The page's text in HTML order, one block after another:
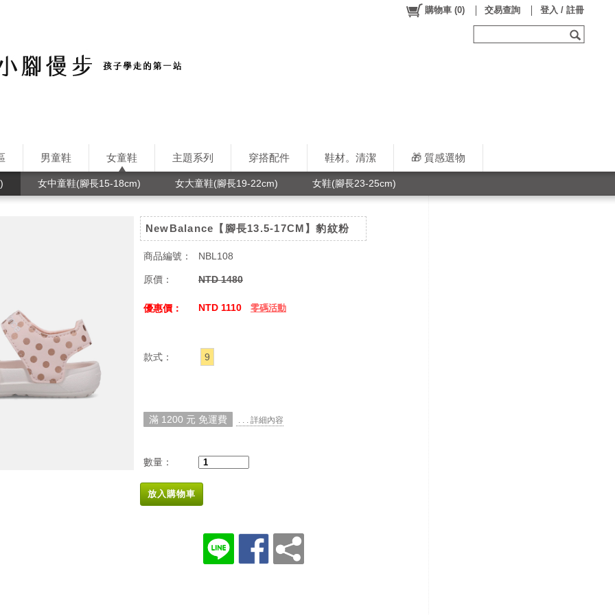
男童鞋 女童鞋 主題系列 穿搭配件 鞋材。清潔 🎁 質感選物
購物車 (0) 交易查詢 登入 / 註冊
女中童鞋(腳長15-18cm) 女大童鞋(腳長19-22cm) 女鞋(腳長23-25cm)
NewBalance【腳長13.5-17CM】豹紋粉
商品編號： NBL108
原價： NTD 1480
優惠價： NTD 1110 零碼活動
款式： 9
滿 1200 元 免運費 . . . 詳細內容
數量：
放入購物車